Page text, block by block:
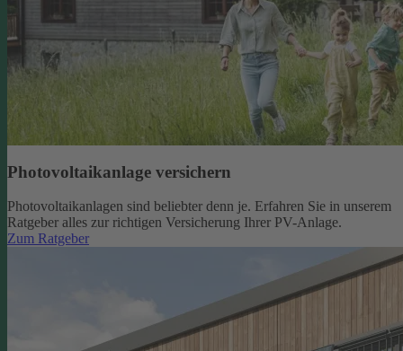
Photovoltaikanlage versichern
Photovoltaikanlagen sind beliebter denn je. Erfahren Sie in unserem
Ratgeber alles zur richtigen Versicherung Ihrer PV-Anlage.
Zum Ratgeber